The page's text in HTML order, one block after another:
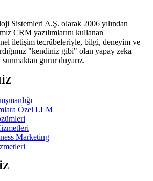
Sistemleri A.Ş. olarak 2006 yılından
CRM yazılımlarını kullanan
iletişim tecrübeleriyle, bilgi, deneyim ve
"kendiniz gibi" olan yapay zeka
sunmaktan gurur duyarız.
Özel LLM
Marketing